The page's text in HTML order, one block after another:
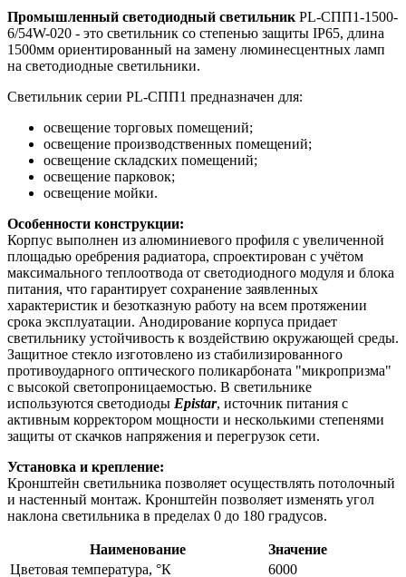
Промышленный светодиодный светильник PL-СПП1-1500-
6/54W-020 - это светильник со степенью защиты IP65, длина
1500мм ориентированный на замену люминесцентных ламп
на светодиодные светильники.
Светильник серии PL-СПП1 предназначен для:
освещение торговых помещений;
освещение производственных помещений;
освещение складских помещений;
освещение парковок;
освещение мойки.
Особенности конструкции:
Корпус выполнен из алюминиевого профиля с увеличенной
площадью оребрения радиатора, спроектирован с учётом
максимального теплоотвода от светодиодного модуля и блока
питания, что гарантирует сохранение заявленных
характеристик и безотказную работу на всем протяжении
срока эксплуатации. Анодирование корпуса придает
светильнику устойчивость к воздействию окружающей среды.
Защитное стекло изготовлено из стабилизированного
противоударного оптического поликарбоната "микропризма"
с высокой светопроницаемостью. В светильнике
используются светодиоды Epistar, источник питания с
активным корректором мощности и несколькими степенями
защиты от скачков напряжения и перегрузок сети.
Установка и крепление:
Кронштейн светильника позволяет осуществлять потолочный
и настенный монтаж. Кронштейн позволяет изменять угол
наклона светильника в пределах 0 до 180 градусов.
Наименование
Значение
Цветовая температура, °К
6000